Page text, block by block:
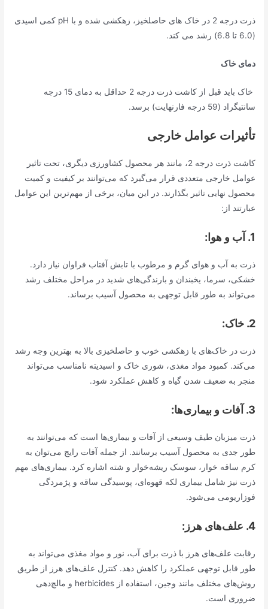
ذرت درجه 2 در خاک های حاصلخیز، زهکشی شده و با pH کمی اسیدی
(6.0 تا 6.8) رشد می کند.
دمای خاک
خاک باید قبل از کاشت ذرت درجه 2 حداقل به دمای 15 درجه
سانتیگراد (59 درجه فارنهایت) برسد.
تأثیرات عوامل خارجی
کاشت ذرت درجه 2، مانند هر محصول کشاورزی دیگری، تحت تاثیر
عوامل خارجی متعددی قرار می‌گیرد که می‌توانند بر کیفیت و کمیت
محصول نهایی تاثیر بگذارند. در این میان، برخی از مهم‌ترین این عوامل
عبارتند از:
1. آب و هوا:
ذرت به آب و هوای گرم و مرطوب با تابش آفتاب فراوان نیاز دارد.
خشکی، سرما، یخبندان و بارندگی‌های شدید در مراحل مختلف رشد
می‌تواند به طور قابل توجهی به محصول آسیب برساند.
2. خاک:
ذرت در خاک‌های با زهکشی خوب و حاصلخیزی بالا به بهترین وجه رشد
می‌کند. کمبود مواد مغذی، شوری خاک و اسیدیته نامناسب می‌تواند
منجر به ضعیف شدن گیاه و کاهش عملکرد شود.
3. آفات و بیماری‌ها:
ذرت میزبان طیف وسیعی از آفات و بیماری‌ها است که می‌توانند به
طور جدی به محصول آسیب برسانند. از جمله آفات رایج می‌توان به
کرم ساقه خوار، سوسک ریشه‌خوار و شته اشاره کرد. بیماری‌های مهم
ذرت نیز شامل بیماری لکه قهوه‌ای، پوسیدگی ساقه و پژمردگی
فوزاریومی می‌شود.
4. علف‌های هرز:
رقابت علف‌های هرز با ذرت برای آب، نور و مواد مغذی می‌تواند به
طور قابل توجهی عملکرد را کاهش دهد. کنترل علف‌های هرز از طریق
روش‌های مختلف مانند وجین، استفاده از herbicides و مالچ‌دهی
ضروری است.